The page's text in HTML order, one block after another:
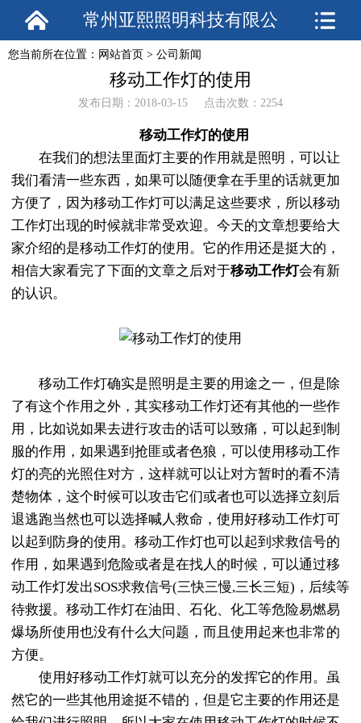
常州亚熙照明科技有限公
司
您当前所在位置： 网站首页 > 公司新闻
移动工作灯的使用
发布日期：2018-03-15 点击次数：2254
移动工作灯的使用
在我们的想法里面灯主要的作用就是照明，可以让
我们看清一些东西，如果可以随便拿在手里的话就更加
方便了，因为移动工作灯可以满足这些要求，所以移动
工作灯出现的时候就非常受欢迎。今天的文章想要给大
家介绍的是移动工作灯的使用。它的作用还是挺大的，
相信大家看完了下面的文章之后对于移动工作灯会有新
的认识。
移动工作灯确实是照明是主要的用途之一，但是除
了有这个作用之外，其实移动工作灯还有其他的一些作
用，比如说如果去进行攻击的话可以致痛，可以起到制
服的作用，如果遇到抢匪或者色狼，可以使用移动工作
灯的亮的光照住对方，这样就可以让对方暂时的看不清
楚物体，这个时候可以攻击它们或者也可以选择立刻后
退逃跑当然也可以选择喊人救命，使用好移动工作灯可
以起到防身的使用。移动工作灯也可以起到求救信号的
作用，如果遇到危险或者是在找人的时候，可以通过移
动工作灯发出SOS求救信号(三快三慢,三长三短)，后续等
待救援。移动工作灯在油田、石化、化工等危险易燃易
爆场所使用也没有什么大问题，而且使用起来也非常的
方便。
使用好移动工作灯就可以充分的发挥它的作用。虽
然它的一些其他用途挺不错的，但是它主要的作用还是